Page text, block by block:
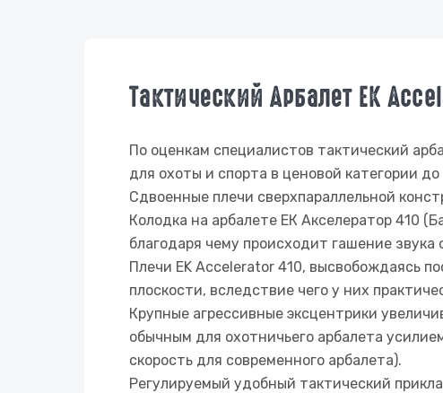
Тактический Арбалет EK
По оценкам специалистов тактический
для охоты и спорта в ценовой категории
Сдвоенные плечи сверхпараллельной
Колодка на арбалете ЕК Акселератор 410
благодаря чему происходит гашение звука
Плечи EK Accelerator 410, высвобождаясь
плоскости, вследствие чего у них
Крупные агрессивные эксцентрики
обычным для охотничьего арбалета
скорость для современного арбалета).
Регулируемый удобный тактический